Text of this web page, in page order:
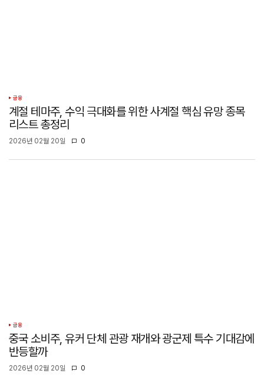
금융
계절 테마주, 수익 극대화를 위한 사계절 핵심 유망 종목
리스트 총정리
2026년 02월 20일 0
금융
중국 소비주, 유커 단체 관광 재개와 광군제 특수 기대감에
반등할까
2026년 02월 20일 0